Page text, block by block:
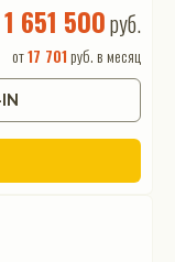
1 651 500руб.
от17 701 руб. в месяц